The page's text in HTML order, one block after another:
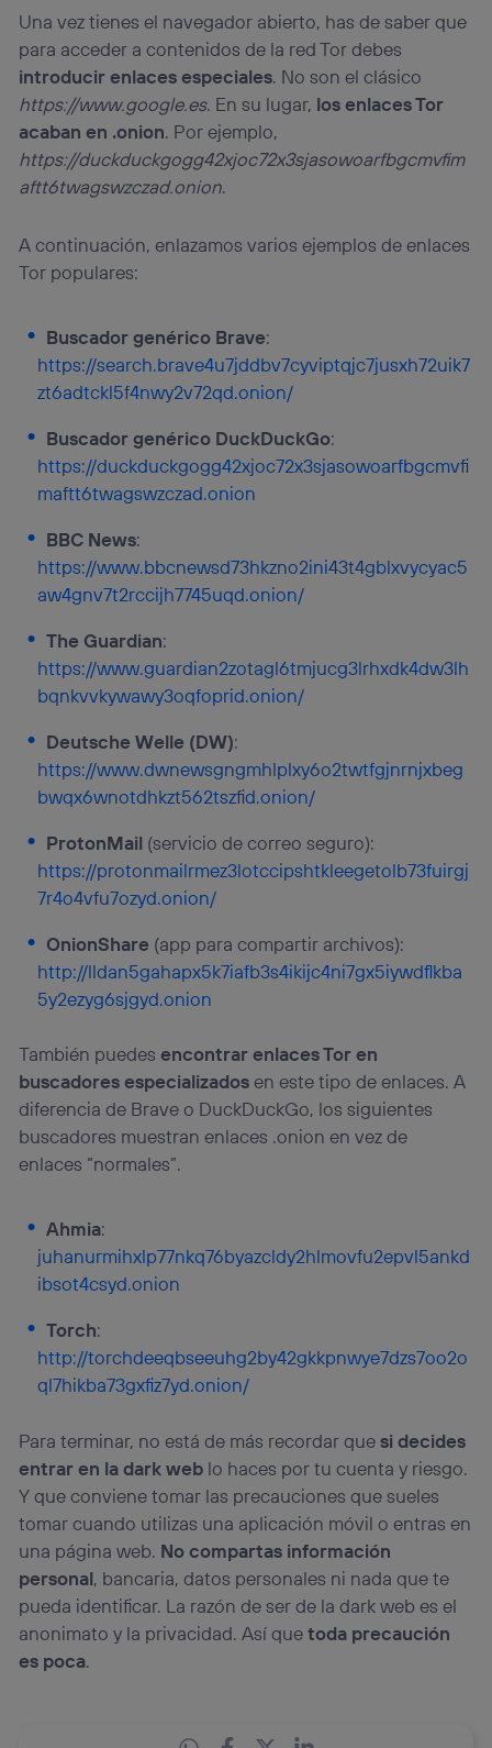
Una vez tienes el navegador abierto, has de saber que
para acceder a contenidos de la red Tor debes
introducir enlaces especiales. No son el clásico
https://www.google.es. En su lugar, los enlaces Tor
acaban en .onion. Por ejemplo,
https://duckduckgogg42xjoc72x3sjasowoarfbgcmvfim
aftt6twagswzczad.onion.
A continuación, enlazamos varios ejemplos de enlaces
Tor populares:
Buscador genérico Brave:
https://search.brave4u7jddbv7cyviptqjc7jusxh72uik7
zt6adtckl5f4nwy2v72qd.onion/
Buscador genérico DuckDuckGo:
https://duckduckgogg42xjoc72x3sjasowoarfbgcmvfi
maftt6twagswzczad.onion
BBC News:
https://www.bbcnewsd73hkzno2ini43t4gblxvycyac5
aw4gnv7t2rccijh7745uqd.onion/
The Guardian:
https://www.guardian2zotagl6tmjucg3lrhxdk4dw3lh
bqnkvvkywawy3oqfoprid.onion/
Deutsche Welle (DW):
https://www.dwnewsgngmhlplxy6o2twtfgjnrnjxbeg
bwqx6wnotdhkzt562tszfid.onion/
ProtonMail (servicio de correo seguro):
https://protonmailrmez3lotccipshtkleegetolb73fuirgj
7r4o4vfu7ozyd.onion/
OnionShare (app para compartir archivos):
http://lldan5gahapx5k7iafb3s4ikijc4ni7gx5iywdflkba
5y2ezyg6sjgyd.onion
También puedesencontrar enlaces Tor en
buscadores especializadosen este tipo de enlaces. A
diferencia de Brave o DuckDuckGo, los siguientes
buscadores muestran enlaces .onion en vez de
enlaces “normales”.
Ahmia:
juhanurmihxlp77nkq76byazcldy2hlmovfu2epvl5ankd
ibsot4csyd.onion
Torch:
http://torchdeeqbseeuhg2by42gkkpnwye7dzs7oo2o
ql7hikba73gxfiz7yd.onion/
Para terminar, no está de más recordar quesi decides
entrar en la dark web lo haces por tu cuenta y riesgo.
Y que conviene tomar las precauciones que sueles
tomar cuando utilizas una aplicación móvil o entras en
una página web. No compartas información
personal, bancaria, datos personales ni nada que te
pueda identificar. La razón de ser de la dark web es el
anonimato y la privacidad. Así quetoda precaución
es poca.